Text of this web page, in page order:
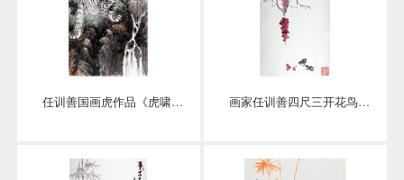
任训善国画虎作品《虎啸泉鸣》四尺整张真迹 画家任训善四尺三开花鸟画作品《硕果》